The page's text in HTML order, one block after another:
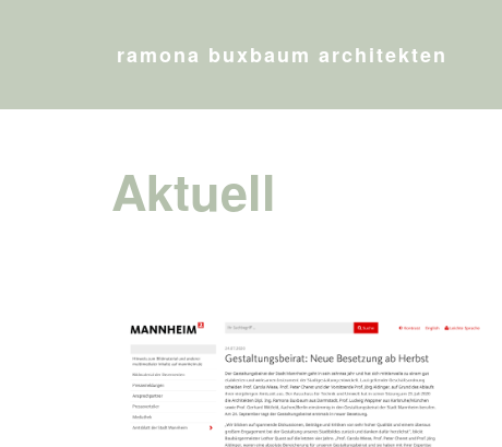
ramona buxbaum architekten
Aktuell